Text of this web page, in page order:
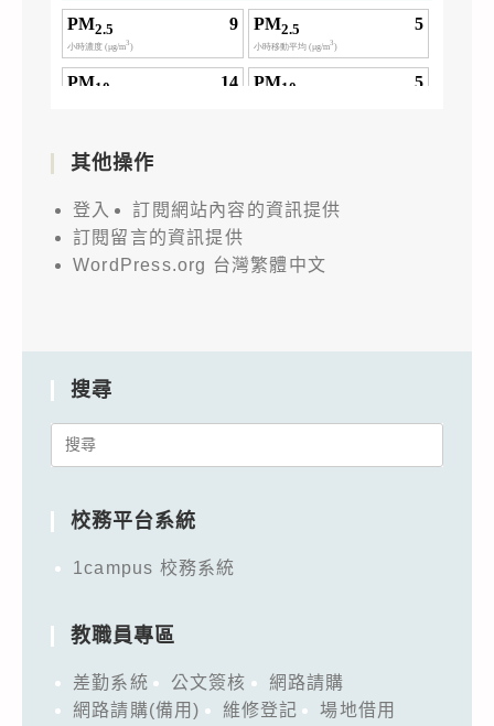
其他操作
登入
訂閱網站內容的資訊提供
訂閱留言的資訊提供
WordPress.org 台灣繁體中文
搜尋
Search
校務平台系統
1campus 校務系統
教職員專區
差勤系統 公文簽核
網路請購
網路請購(備用)
維修登記
場地借用